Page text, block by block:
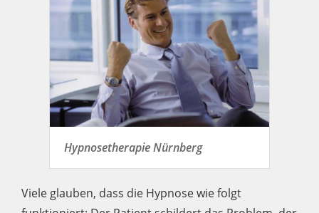
Hypnosetherapie Nürnberg
Viele glauben, dass die Hypnose wie folgt